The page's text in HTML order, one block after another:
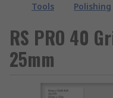
Tools
Polishing
RS PRO 40
25mm